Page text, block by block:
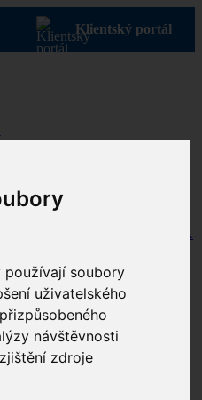
soubory
uživatelského
návštěvnosti
zdroje
Klientský portál
zaměstnance skupiny
dodavatele skupiny ENETIQA
údajů
jednání
tepla